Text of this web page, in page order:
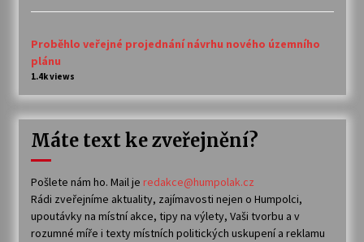
Proběhlo veřejné projednání návrhu nového územního
plánu
1.4k views
Máte text ke zveřejnění?
Pošlete nám ho. Mail je redakce@humpolak.cz
Rádi zveřejníme aktuality, zajímavosti nejen o Humpolci,
upoutávky na místní akce, tipy na výlety, Vaši tvorbu a v
rozumné míře i texty místních politických uskupení a reklamu